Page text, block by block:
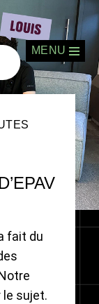
MENU
fait du
le sujet.